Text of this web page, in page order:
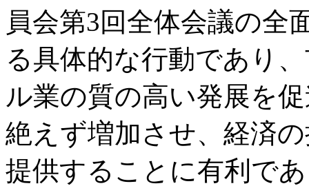
員会第3回全体会議の全
る具体的な行動であり
ル業の質の高い発展を
絶えず増加させ、経済
提供することに有利で